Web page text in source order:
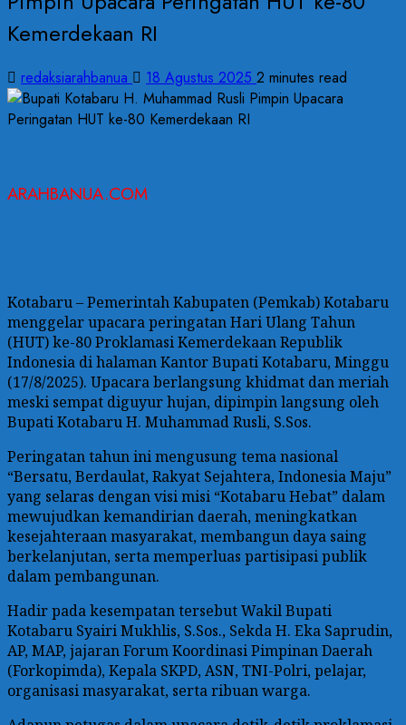
Kemerdekaan RI
redaksiarahbanua 18 Agustus 2025 2 minutes read
ARAHBANUA.COM
Kotabaru – Pemerintah Kabupaten (Pemkab) Kotabaru
menggelar upacara peringatan Hari Ulang Tahun
(HUT) ke-80 Proklamasi Kemerdekaan Republik
Indonesia di halaman Kantor Bupati Kotabaru, Minggu
(17/8/2025). Upacara berlangsung khidmat dan meriah
meski sempat diguyur hujan, dipimpin langsung oleh
Bupati Kotabaru H. Muhammad Rusli, S.Sos.
Peringatan tahun ini mengusung tema nasional
“Bersatu, Berdaulat, Rakyat Sejahtera, Indonesia Maju”
yang selaras dengan visi misi “Kotabaru Hebat” dalam
mewujudkan kemandirian daerah, meningkatkan
kesejahteraan masyarakat, membangun daya saing
berkelanjutan, serta memperluas partisipasi publik
dalam pembangunan.
Hadir pada kesempatan tersebut Wakil Bupati
Kotabaru Syairi Mukhlis, S.Sos., Sekda H. Eka Saprudin,
AP, MAP, jajaran Forum Koordinasi Pimpinan Daerah
(Forkopimda), Kepala SKPD, ASN, TNI-Polri, pelajar,
organisasi masyarakat, serta ribuan warga.